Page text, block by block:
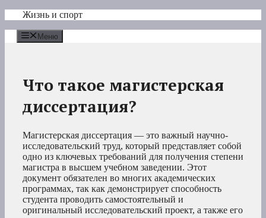
Перейти
содержимому
Жизнь и спорт
Меню
Что такое магистерская
диссертация?
Магистерская диссертация — это важный научно-
исследовательский труд, который представляет собой
одно из ключевых требований для получения степени
магистра в высшем учебном заведении. Этот
документ обязателен во многих академических
программах, так как демонстрирует способность
студента проводить самостоятельный и
оригинальный исследовательский проект, а также его